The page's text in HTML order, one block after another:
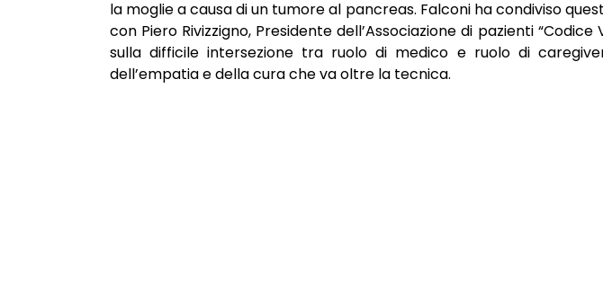
la moglie a causa di un tumore al pancreas. Falconi ha condiviso
con Piero Rivizzigno, Presidente dell’Associazione di pazienti
sulla difficile intersezione tra ruolo di medico e ruolo di
dell’empatia e della cura che va oltre la tecnica.